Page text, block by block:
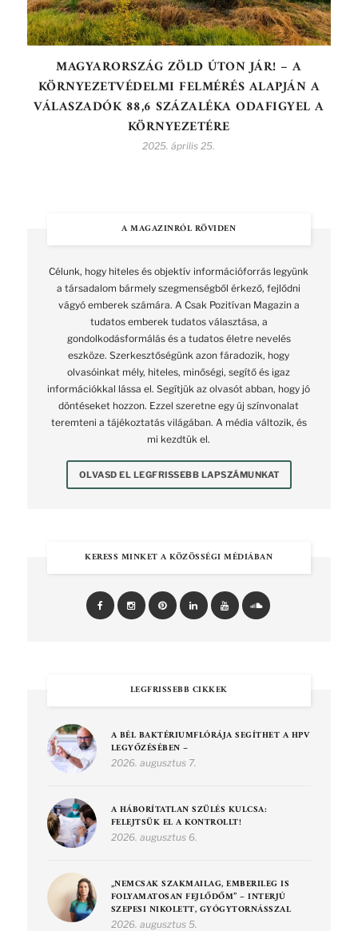
MAGYARORSZÁG ZÖLD ÚTON JÁR! – A
KÖRNYEZETVÉDELMI FELMÉRÉS ALAPJÁN A
VÁLASZADÓK 88,6 SZÁZALÉKA ODAFIGYEL A
KÖRNYEZETÉRE
2025. április 25.
A MAGAZINRÓL RÖVIDEN
Célunk, hogy hiteles és objektív információforrás legyünk
a társadalom bármely szegmenségből érkező, fejlődni
vágyó emberek számára. A Csak Pozitívan Magazin a
tudatos emberek tudatos választása, a
gondolkodásformálás és a tudatos életre nevelés
eszköze. Szerkesztőségünk azon fáradozik, hogy
olvasóinkat mély, hiteles, minőségi, segítő és igaz
információkkal lássa el. Segítjük az olvasót abban, hogy jó
döntéseket hozzon. Ezzel szeretne egy új színvonalat
teremteni a tájékoztatás világában. A média változik, és
mi kezdtük el.
OLVASD EL LEGFRISSEBB LAPSZÁMUNKAT
KERESS MINKET A KÖZÖSSÉGI MÉDIÁBAN
LEGFRISSEBB CIKKEK
A BÉL BAKTÉRIUMFLÓRÁJA SEGÍTHET A HPV
LEGYŐZÉSÉBEN –
2026. augusztus 7.
A HÁBORÍTATLAN SZÜLÉS KULCSA:
FELEJTSÜK EL A KONTROLLT!
2026. augusztus 6.
„NEMCSAK SZAKMAILAG, EMBERILEG IS
FOLYAMATOSAN FEJLŐDŐM” – INTERJÚ
SZEPESI NIKOLETT, GYÓGYTORNÁSSZAL
2026. augusztus 5.